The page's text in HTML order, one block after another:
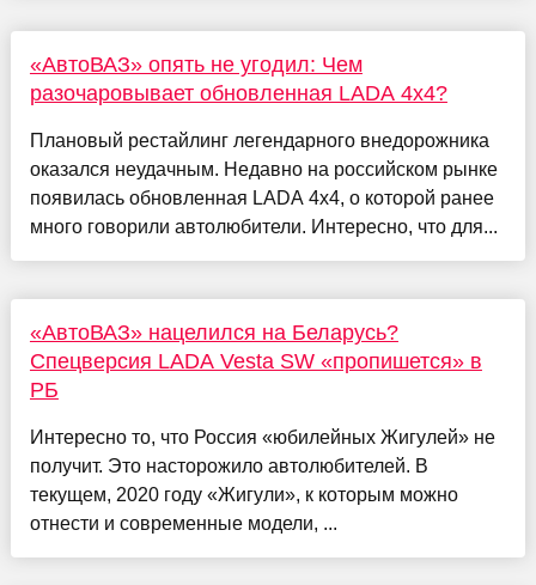
«АвтоВАЗ» опять не угодил: Чем
разочаровывает обновленная LADA 4x4?
Плановый рестайлинг легендарного внедорожника
оказался неудачным. Недавно на российском рынке
появилась обновленная LADA 4x4, о которой ранее
много говорили автолюбители. Интересно, что для...
«АвтоВАЗ» нацелился на Беларусь?
Спецверсия LADA Vesta SW «пропишется» в
РБ
Интересно то, что Россия «юбилейных Жигулей» не
получит. Это насторожило автолюбителей. В
текущем, 2020 году «Жигули», к которым можно
отнести и современные модели, ...